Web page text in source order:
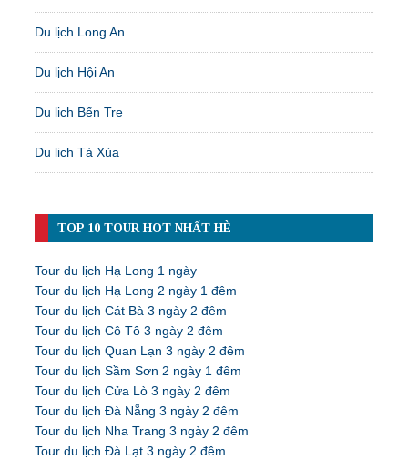
Du lịch Long An
Du lịch Hội An
Du lịch Bến Tre
Du lịch Tà Xùa
TOP 10 TOUR HOT NHẤT HÈ
Tour du lịch Hạ Long 1 ngày
Tour du lịch Hạ Long 2 ngày 1 đêm
Tour du lịch Cát Bà 3 ngày 2 đêm
Tour du lịch Cô Tô 3 ngày 2 đêm
Tour du lịch Quan Lạn 3 ngày 2 đêm
Tour du lịch Sầm Sơn 2 ngày 1 đêm
Tour du lịch Cửa Lò 3 ngày 2 đêm
Tour du lịch Đà Nẵng 3 ngày 2 đêm
Tour du lịch Nha Trang 3 ngày 2 đêm
Tour du lịch Đà Lạt 3 ngày 2 đêm